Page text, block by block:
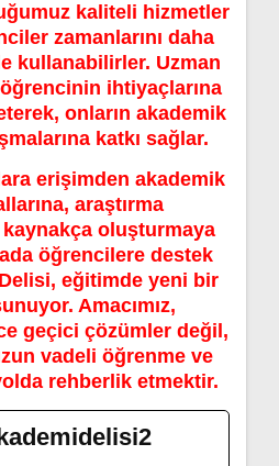
kaliteli hizmetler
zamanlarını daha
kullanabilirler. Uzman
ihtiyaçlarına
onların akademik
katkı sağlar.
erişimden akademik
araştırma
oluşturmaya
öğrencilere destek
eğitimde yeni bir
Amacımız,
geçici çözümler değil,
vadeli öğrenme ve
rehberlik etmektir.